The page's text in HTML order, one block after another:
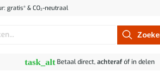
gratis* & CO₂-neutraal
task_alt Betaal direct, achterafóf in delen